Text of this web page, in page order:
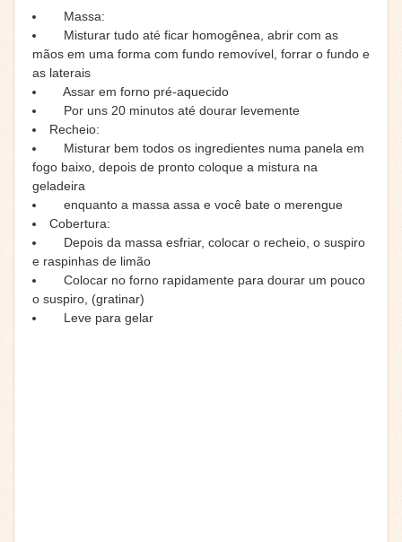
Massa:
Misturar tudo até ficar homogênea, abrir com as
mãos em uma forma com fundo removível, forrar o fundo e
as laterais
Assar em forno pré-aquecido
Por uns 20 minutos até dourar levemente
Recheio:
Misturar bem todos os ingredientes numa panela em
fogo baixo, depois de pronto coloque a mistura na
geladeira
enquanto a massa assa e você bate o merengue
Cobertura:
Depois da massa esfriar, colocar o recheio, o suspiro
e raspinhas de limão
Colocar no forno rapidamente para dourar um pouco
o suspiro, (gratinar)
Leve para gelar